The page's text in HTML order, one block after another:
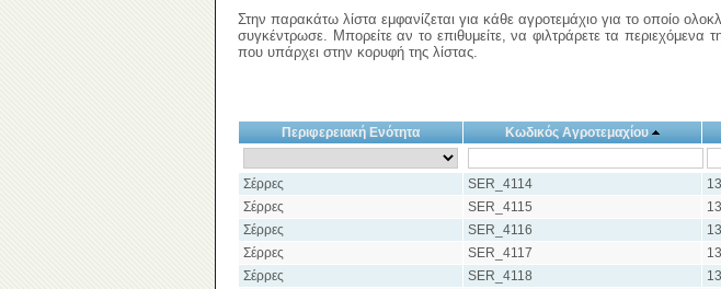
Στην παρακάτω λίστα εμφανίζεται για κάθε αγροτεμάχιο για το οποίο
συγκέντρωσε. Μπορείτε αν το επιθυμείτε, να φιλτράρετε τα περιεχόμενα
που υπάρχει στην κορυφή της λίστας.
Περιφερειακή Ενότητα Κωδικός Αγροτεμαχίου
Σέρρες SER_4114
Σέρρες
SER_4115
Σέρρες
SER_4116
Σέρρες
SER_4117
Σέρρες
SER_4118